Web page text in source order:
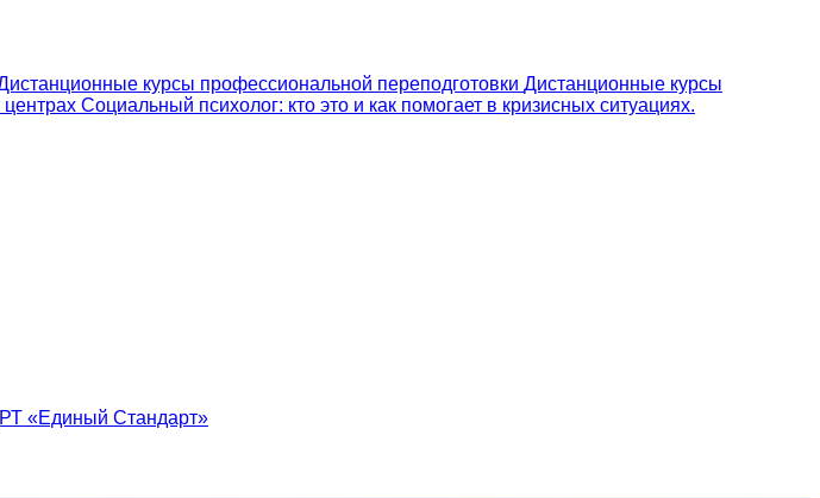
курсы профессиональной переподготовки Дистанционные курсы
Социальный психолог: кто это и как помогает в кризисных ситуациях.
«Единый Стандарт»